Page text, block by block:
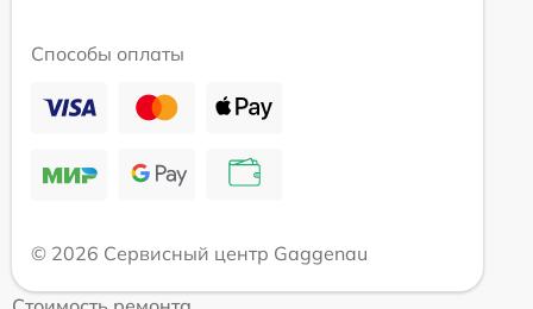
Способы оплаты
© 2026 Сервисный центр Gaggenau